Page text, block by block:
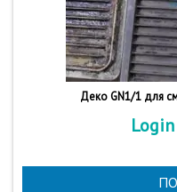
Деко GN1/1 для